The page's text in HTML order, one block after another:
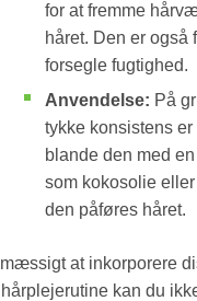
for at fremme
håret. Den er også
forsegle fugtighed.
Anvendelse: På
tykke konsistens er
blande den med
som kokosolie
den påføres håret.
at inkorporere
kan du